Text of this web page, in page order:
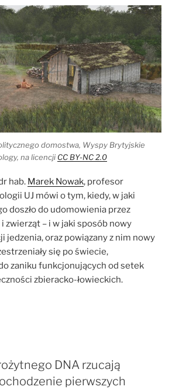
domostwa, Wyspy Brytyjskie
na licencji CC BY-NC 2.0
hab. Marek Nowak, profesor
UJ mówi o tym, kiedy, w jaki
doszło do udomowienia przez
zwierząt – i w jaki sposób nowy
jedzenia, oraz powiązany z nim nowy
się po świecie,
zaniku funkcjonujących od setek
zbieracko-łowieckich.
DNA rzucają
pierwszych